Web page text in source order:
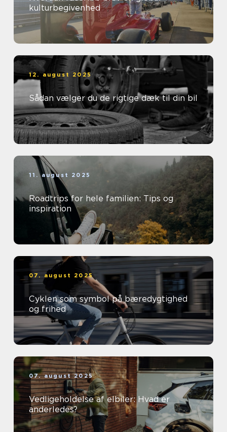
kulturbegivenhed
12. august 2025
Sådan vælger du de rigtige dæk til din bil
11. august 2025
Roadtrips for hele familien: Tips og
inspiration
07. august 2025
Cyklen som symbol på bæredygtighed
og frihed
07. august 2025
Vedligeholdelse af elbiler: Hvad er
anderledes?